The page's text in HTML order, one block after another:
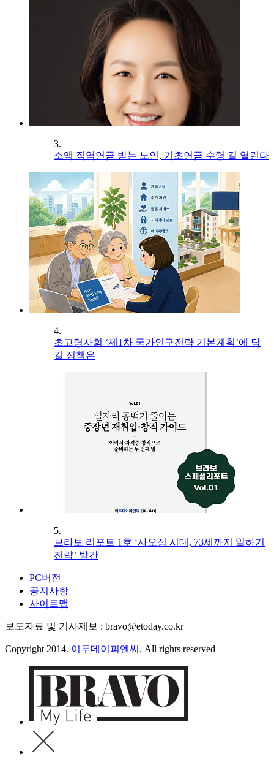
3.
소액 직역연금 받는 노인, 기초연금 수령 길 열린다
4.
초고령사회 ‘제1차 국가인구전략 기본계획’에 담
길 정책은
5.
브라보 리포트 1호 ‘사오정 시대, 73세까지 일하기
전략’ 발간
PC버전
공지사항
사이트맵
보도자료 및 기사제보 : bravo@etoday.co.kr
Copyright 2014. 이투데이피엔씨 . All rights reserved